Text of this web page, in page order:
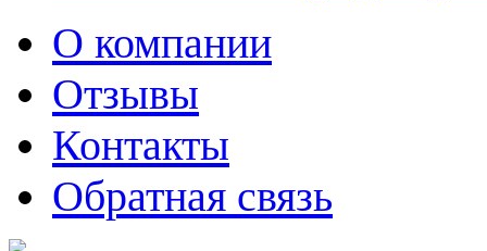
О компании
Отзывы
Контакты
Обратная связь